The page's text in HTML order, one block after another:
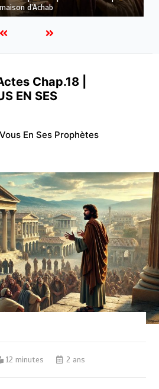
Chap.18 |
EN SES
En Ses Prophètes
12 minutes 2 ans